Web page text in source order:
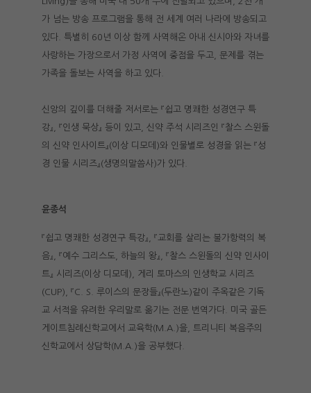
가 넘는 방송 프로그램을 통해 전 세계 여러 나라에 방송되고
있다. 특별히 60년 이상 함께 사역해온 아내 신시아와 자녀를
사랑하는 가장으로서 가정 사역에 중점을 두고, 문제를 겪는
가족을 돌보는 사역을 하고 있다.
신앙의 깊이를 더해줄 저서로는 『쉽고 명쾌한 성경연구 특
강』, 『인생 묵상』 등이 있고, 신약 주석 시리즈인 『찰스 스윈돌
의 신약 인사이트』(이상 디모데)와 인물별로 성경을 읽는 『성
경 인물 시리즈』(생명의말씀사)가 있다.
윤종석
『쉽고 명쾌한 성경연구 특강』, 『교회를 살리는 불가항력의 복
음』, 『예수 그리스도, 하늘의 왕』, 『찰스 스윈돌의 신약 인사이
트』 시리즈(이상 디모데), 게리 토마스의 인생학교 시리즈
(CUP), 『C. S. 루이스의 문장들』(두란노)같이 주옥같은 기독
교 서적을 유려한 우리말로 옮기는 전문 번역가다. 미국 골든
게이트침례신학교에서 교육학(M.A.)을, 트리니티 복음주의
신학교에서 상담학(M.A.)을 공부했다.